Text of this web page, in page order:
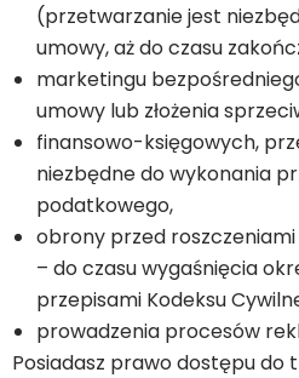
(przetwarzanie jest
umowy, aż do czasu
marketingu
umowy lub złożenia
finansowo-księgowych,
niezbędne do wykonania
podatkowego,
obrony przed
– do czasu wygaśnięcia
przepisami Kodeksu
prowadzenia procesów
Posiadasz prawo dostępu do